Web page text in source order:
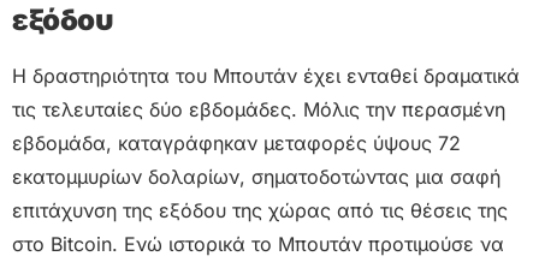
εξόδου
Η δραστηριότητα του Μπουτάν έχει ενταθεί δραματικά
τις τελευταίες δύο εβδομάδες. Μόλις την περασμένη
εβδομάδα, καταγράφηκαν μεταφορές ύψους 72
εκατομμυρίων δολαρίων, σηματοδοτώντας μια σαφή
επιτάχυνση της εξόδου της χώρας από τις θέσεις της
στο Bitcoin. Ενώ ιστορικά το Μπουτάν προτιμούσε να